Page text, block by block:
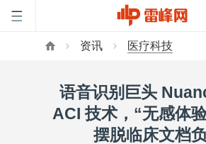
资讯 医疗科技
语音识别巨头
ACI 技术，“无感体
摆脱临床文档